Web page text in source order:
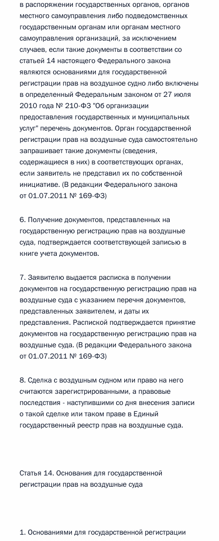
в распоряжении государственных органов, органов
местного самоуправления либо подведомственных
государственным органам или органам местного
самоуправления организаций, за исключением
случаев, если такие документы в соответствии со
статьей 14 настоящего Федерального закона
являются основаниями для государственной
регистрации прав на воздушное судно либо включены
в определенный Федеральным законом от 27 июля
2010 года № 210-ФЗ "Об организации
предоставления государственных и муниципальных
услуг" перечень документов. Орган государственной
регистрации прав на воздушные суда самостоятельно
запрашивает такие документы (сведения,
содержащиеся в них) в соответствующих органах,
если заявитель не представил их по собственной
инициативе. (В редакции Федерального закона
от 01.07.2011 № 169-ФЗ)
6. Получение документов, представленных на
государственную регистрацию прав на воздушные
суда, подтверждается соответствующей записью в
книге учета документов.
7. Заявителю выдается расписка в получении
документов на государственную регистрацию прав на
воздушные суда с указанием перечня документов,
представленных заявителем, и даты их
представления. Распиской подтверждается принятие
документов на государственную регистрацию прав на
воздушные суда. (В редакции Федерального закона
от 01.07.2011 № 169-ФЗ)
8. Сделка с воздушным судном или право на него
считаются зарегистрированными, а правовые
последствия - наступившими со дня внесения записи
о такой сделке или таком праве в Единый
государственный реестр прав на воздушные суда.
Статья 14. Основания для государственной
регистрации прав на воздушные суда
1. Основаниями для государственной регистрации